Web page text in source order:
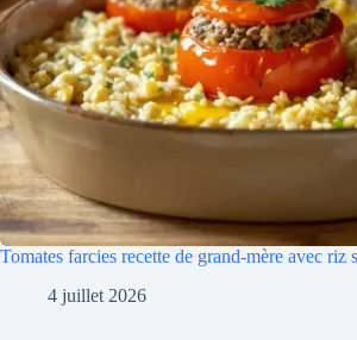
Tomates farcies recette de grand-mère avec riz
4 juillet 2026